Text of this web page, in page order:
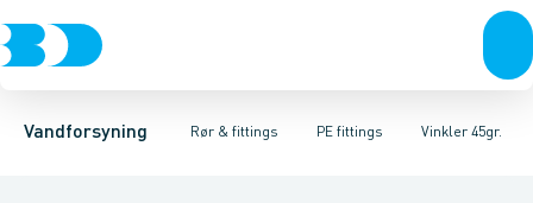
Vandforsyning Rør & fittings
Rør & fittingsKoblinger & anboringerMuffer, klemmer &
PE fittings
PE rørPE EL fittingsPE fittings Duktiljern fittingsVinkler 45gr.
Vinkler 90gr.Vinkler 60gr.Vinkler 45gr.Vinkler 30gr.Vinkler